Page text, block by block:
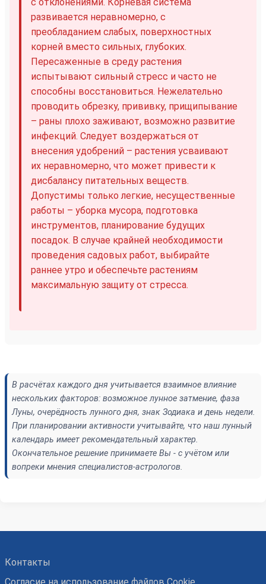
развивается неравномерно, с
преобладанием слабых, поверхностных
корней вместо сильных, глубоких.
Пересаженные в среду растения
испытывают сильный стресс и часто не
способны восстановиться. Нежелательно
проводить обрезку, прививку, прищипывание
– раны плохо заживают, возможно развитие
инфекций. Следует воздержаться от
внесения удобрений – растения усваивают
их неравномерно, что может привести к
дисбалансу питательных веществ.
Допустимы только легкие, несущественные
работы – уборка мусора, подготовка
инструментов, планирование будущих
посадок. В случае крайней необходимости
проведения садовых работ, выбирайте
раннее утро и обеспечьте растениям
максимальную защиту от стресса.
В расчётах каждого дня учитывается взаимное влияние
нескольких факторов: возможное лунное затмение, фаза
Луны, очерёдность лунного дня, знак Зодиака и день недели.
При планировании активности учитывайте, что наш лунный
календарь имеет рекомендательный характер.
Окончательное решение принимаете Вы - с учётом или
вопреки мнения специалистов-астрологов.
Контакты